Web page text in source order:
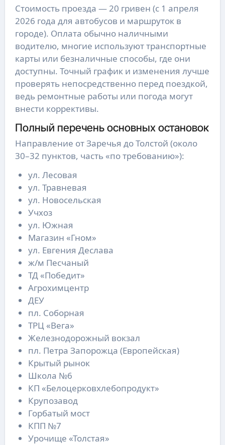
Стоимость проезда — 20 гривен (с 1 апреля
2026 года для автобусов и маршруток в
городе). Оплата обычно наличными
водителю, многие используют транспортные
карты или безналичные способы, где они
доступны. Точный график и изменения лучше
проверять непосредственно перед поездкой,
ведь ремонтные работы или погода могут
внести коррективы.
Полный перечень основных остановок
Направление от Заречья до Толстой (около
30–32 пунктов, часть «по требованию»):
ул. Лесовая
ул. Травневая
ул. Новосельская
Учхоз
ул. Южная
Магазин «Гном»
ул. Евгения Деслава
ж/м Песчаный
ТД «Победит»
Агрохимцентр
ДЕУ
пл. Соборная
ТРЦ «Вега»
Железнодорожный вокзал
пл. Петра Запорожца (Европейская)
Крытый рынок
Школа №6
КП «Белоцерковхлебопродукт»
Крупозавод
Горбатый мост
КПП №7
Урочище «Толстая»